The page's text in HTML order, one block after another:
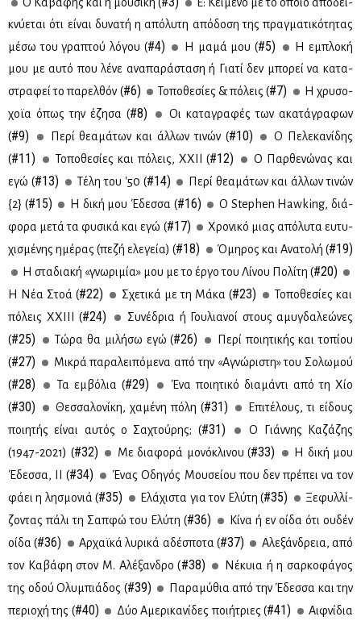
Ο Κα­βά­φης και η μου­σι­κή (
Ε: Κεί­με­νο με το οποίο απο­δει­
κνύ­ε­ται ότι εί­ναι δυ­να­τή η από­λυ­τη από­δο­ση της πραγ­μα­τι­κό­τη­τας
μέ­σω του γρα­πτού λό­γου (#4) Η μα­μά μου (#5)
Η εμπλο­κή
μου με αυ­τό που λέ­νε ανα­πα­ρά­στα­ση ή Για­τί δεν μπο­ρεί να κα­τα­
στρα­φεί το πα­ρελ­θόν (#6) Το­πο­θε­σί­ες & πό­λεις (#7)
Η χρυ­σο­
χοϊα όπως την έζη­σα (#8)
Οι κα­τα­γρα­φές των ακα­τά­γρα­φων
(#9) Πε­ρί θε­α­μά­των και άλ­λων τι­νών (#10)
Ο Πε­λε­κα­νί­δης
(#11) Το­πο­θε­σί­ες και πό­λεις, ΧΧΙΙ (#12)
Ο Παρ­θε­νώ­νας και
εγώ (#13) Τέ­λη του '50 (#14)
Πε­ρί θε­α­μά­των και άλ­λων τι­νών
{2} (#15) Η δι­κή μου Έδεσ­σα (#16)
Ο Stephen Hawking, διά­
φο­ρα με­τά τα φυ­σι­κά και εγώ (#17)
Χρο­νι­κό μιας από­λυ­τα ευ­τυ­
χι­σμέ­νης ημέ­ρας (πε­ζή ελε­γεία) (#18) Όμη­ρος και Ανα­το­λή (#19)
Η στα­δια­κή «γνω­ρι­μία» μου με το έρ­γο του Λί­νου Πο­λί­τη (#20)
Η Νέα Στοά (#22) Σχε­τι­κά με τη Μά­κα (#23)
Το­πο­θε­σί­ες και
πό­λεις ΧΧΙ­ΙΙ (#24)
Συ­νέ­δρια ή Γου­λια­νοί στους αμυ­γδα­λε­ώ­νες
(#25) Τώ­ρα θα μι­λή­σω εγώ (#26)
Πε­ρί ποι­η­τι­κής και το­πί­ου
(#27)
Μι­κρά πα­ρα­λει­πό­με­να από την «Αγνώ­ρι­στη» του Σο­λω­μού
(#28) Τα εμ­βό­λια (#29)
Ένα ποι­η­τι­κό δια­μά­ντι από τη Χίο
(#30) Θεσ­σα­λο­νί­κη, χα­μέ­νη πό­λη (#31)
Επι­τέ­λους, τι εί­δους
ποι­η­τής εί­ναι αυ­τός ο Σα­χτού­ρης; (#31)
Ο Γιάν­νης Κα­ζά­ζης
(1947-2021) (#32) Με δια­φο­ρά μο­νό­κλι­νου (#33)
Η δι­κή μου
Έδεσ­σα, ΙΙ (#34)
Ένας Οδη­γός Μου­σεί­ου που δεν πρέ­πει να τον
φά­ει η λη­σμο­νιά (#35) Ελά­χι­στα για τον Ελύ­τη (#35)
Ξε­φυλ­λί­
ζο­ντας πά­λι τη Σαπ­φώ του Ελύ­τη (#36)
Κί­να ή εν οί­δα ότι ου­δέν
οί­δα (#36) Αρ­χαϊ­κά λυ­ρι­κά αδέ­σπο­τα (#37)
Αλε­ξάν­δρεια, από
τον Κα­βά­φη στον Μ. Αλέ­ξαν­δρο (#38)
Νέ­κυια ή η σαρ­κο­φά­γος
της οδού Ολυ­μπιά­δος (#39)
Πα­ρα­μύ­θια από την Έδεσ­σα και την
πε­ριο­χή της (#40) Δύο Αμε­ρι­κα­νί­δες ποι­ή­τριες (#41)
Αιφ­νί­δια